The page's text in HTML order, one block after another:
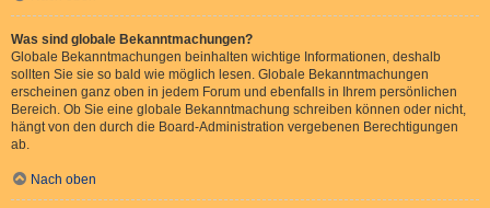
Was sind globale Bekanntmachungen?
Globale Bekanntmachungen beinhalten wichtige Informationen, deshalb
sollten Sie sie so bald wie möglich lesen. Globale Bekanntmachungen
erscheinen ganz oben in jedem Forum und ebenfalls in Ihrem persönlichen
Bereich. Ob Sie eine globale Bekanntmachung schreiben können oder nicht,
hängt von den durch die Board-Administration vergebenen Berechtigungen
ab.
Nach oben